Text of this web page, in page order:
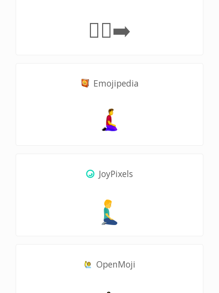
🧎‍♂️‍➡️
Emojipedia
JoyPixels
OpenMoji